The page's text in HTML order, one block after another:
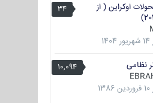
34
اوکراین ( از
14 شهریور 1404
10,094
نظامی
10 فروردین 1386